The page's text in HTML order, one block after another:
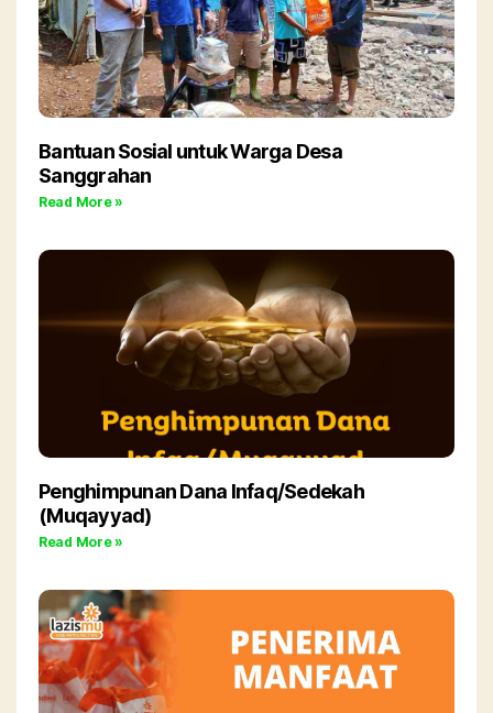
Bantuan Sosial untuk Warga Desa
Sanggrahan
Read More »
Penghimpunan Dana Infaq/Sedekah
(Muqayyad)
Read More »